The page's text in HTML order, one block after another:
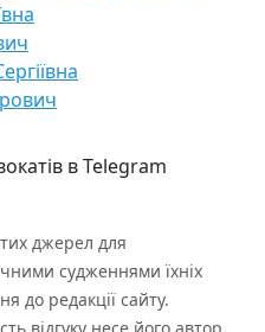
в Telegram
джерел для
судженнями їхніх
до редакції сайту.